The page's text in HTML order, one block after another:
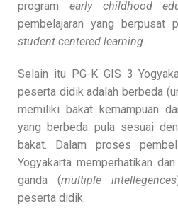
program early childhood
pembelajaran yang berpusat
student centered learning.
Selain itu PG-K GIS 3
peserta didik adalah berbeda
memiliki bakat kemampuan
yang berbeda pula sesuai
bakat. Dalam proses
Yogyakarta memperhatikan
ganda (multiple intellegences
peserta didik.